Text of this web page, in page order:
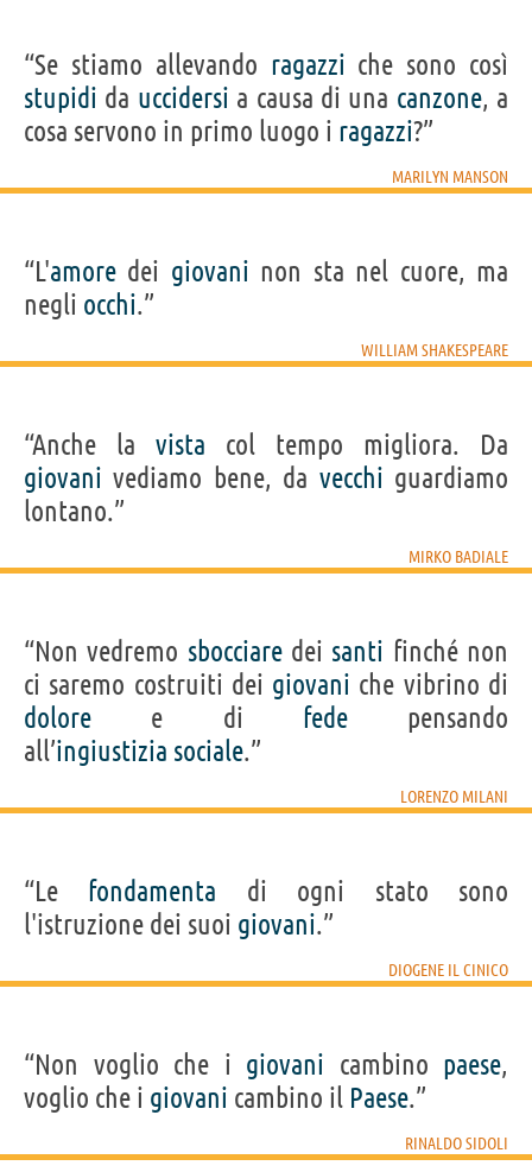
“Se stiamo allevando ragazzi che sono così
stupidi da uccidersi a causa di una canzone, a
cosa servono in primo luogo i ragazzi?”
MARILYN MANSON
“L'amore dei giovani non sta nel cuore, ma
negli occhi.”
WILLIAM SHAKESPEARE
“Anche la vista col tempo migliora. Da
giovani vediamo bene, da vecchi guardiamo
lontano.”
MIRKO BADIALE
“Non vedremo sbocciaredei santi finché non
ci saremo costruiti dei giovani che vibrino di
dolore e di fedepensando
all’ingiustizia sociale.”
LORENZO MILANI
“Le fondamenta di ogni stato sono
l'istruzione dei suoi giovani.”
DIOGENE IL CINICO
“Non voglio che i giovani cambino paese,
voglio che i giovani cambino il Paese.”
RINALDO SIDOLI